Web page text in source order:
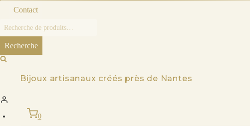
content
Contact
Recherche
pour :
Recherche
Bijoux artisanaux créés près de Nantes
0